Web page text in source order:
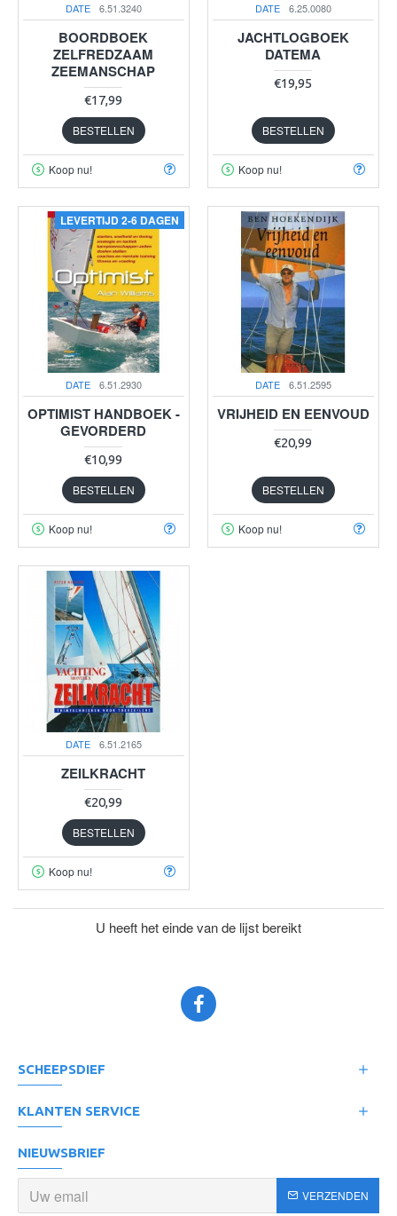
DATE 6.51.3240
BOORDBOEK
ZELFREDZAAM
ZEEMANSCHAP
€17,99
BESTELLEN
Koop nu!
DATE 6.25.0080
JACHTLOGBOEK
DATEMA
€19,95
BESTELLEN
Koop nu!
LEVERTIJD 2-6 DAGEN
DATE 6.51.2930
OPTIMIST HANDBOEK -
GEVORDERD
€10,99
BESTELLEN
Koop nu!
DATE 6.51.2595
VRIJHEID EN EENVOUD
€20,99
BESTELLEN
Koop nu!
DATE 6.51.2165
ZEILKRACHT
€20,99
BESTELLEN
Koop nu!
U heeft het einde van de lijst bereikt
SCHEEPSDIEF
KLANTEN SERVICE
NIEUWSBRIEF
VERZENDEN